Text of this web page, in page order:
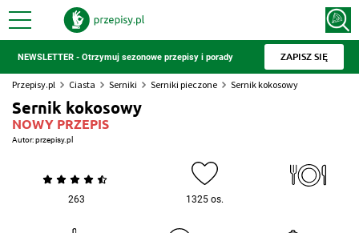
NEWSLETTER - Otrzymuj sezonowe przepisy i porady ZAPISZ SIĘ
Przepisy.pl Ciasta Serniki Serniki pieczone Sernik kokosowy
Sernik kokosowy
NOWY PRZEPIS
Autor:przepisy.pl
263 1325 os.